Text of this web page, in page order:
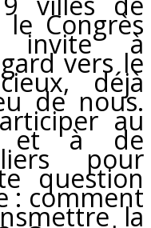
le Congrès
invite à
vers le
déjà
de nous.
au
et à de
pour
question
: comment
la